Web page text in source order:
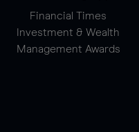
Financial Times
Investment & Wealth
Management Awards